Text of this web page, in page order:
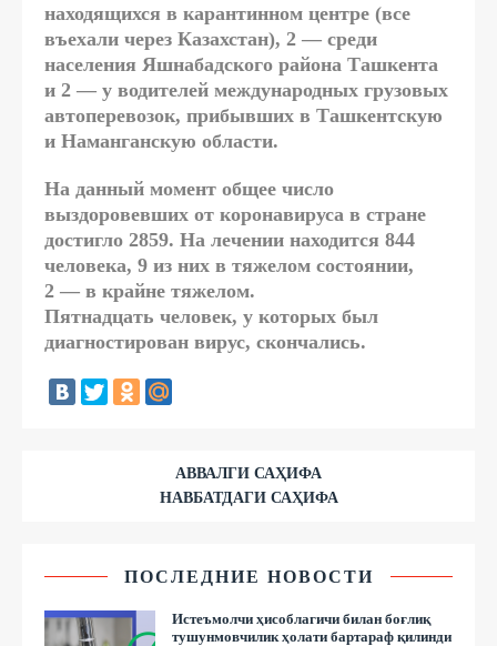
находящихся в карантинном центре (все
въехали через Казахстан), 2 — среди
населения Яшнабадского района Ташкента
и 2 — у водителей международных грузовых
автоперевозок, прибывших в Ташкентскую
и Наманганскую области.
На данный момент общее число
выздоровевших от коронавируса в стране
достигло 2859. На лечении находится 844
человека, 9 из них в тяжелом состоянии,
2 — в крайне тяжелом.
Пятнадцать человек, у которых был
диагностирован вирус, скончались.
АВВАЛГИ САҲИФА
НАВБАТДАГИ САҲИФА
ПОСЛЕДНИЕ НОВОСТИ
Истеъмолчи ҳисоблагичи билан боғлиқ
тушунмовчилик ҳолати бартараф қилинди